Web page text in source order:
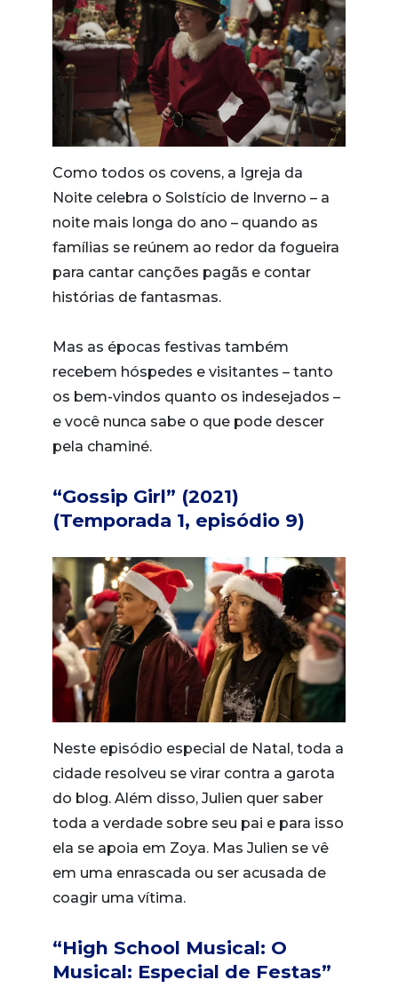
Como todos os covens, a Igreja da
Noite celebra o Solstício de Inverno – a
noite mais longa do ano – quando as
famílias se reúnem ao redor da fogueira
para cantar canções pagãs e contar
histórias de fantasmas.
Mas as épocas festivas também
recebem hóspedes e visitantes – tanto
os bem-vindos quanto os indesejados –
e você nunca sabe o que pode descer
pela chaminé.
“Gossip Girl” (2021)
(Temporada 1, episódio 9)
Neste episódio especial de Natal, toda a
cidade resolveu se virar contra a garota
do blog. Além disso, Julien quer saber
toda a verdade sobre seu pai e para isso
ela se apoia em Zoya. Mas Julien se vê
em uma enrascada ou ser acusada de
coagir uma vítima.
“High School Musical: O
Musical: Especial de Festas”